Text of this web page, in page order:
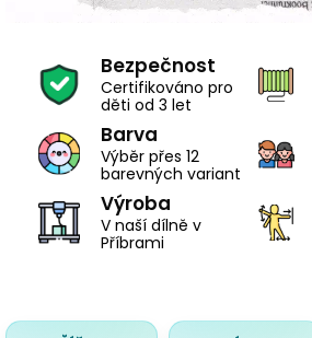
Bezpečnost
Certifikováno pro
děti od 3 let
Barva
Výběr přes 12
barevných variant
Výroba
V naší dílně v
Příbrami